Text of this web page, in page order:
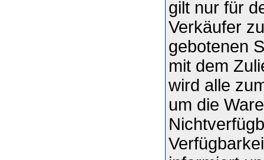
gilt nur für
Verkäufer
gebotenen
mit dem
wird alle
um die